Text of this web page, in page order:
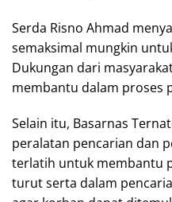
Serda Risno Ahmad
semaksimal mungkin
Dukungan dari
membantu dalam proses
Selain itu, Basarnas
peralatan pencarian dan
terlatih untuk membantu
turut serta dalam